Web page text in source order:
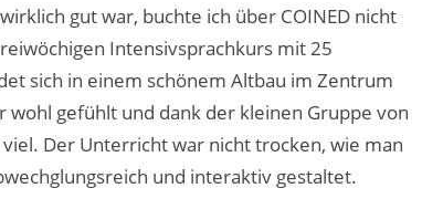
gut war, buchte ich über COINED nicht
Intensivsprachkurs mit 25
sich in einem schönem Altbau im Zentrum
gefühlt und dank der kleinen Gruppe von
Der Unterricht war nicht trocken, wie man
und interaktiv gestaltet.